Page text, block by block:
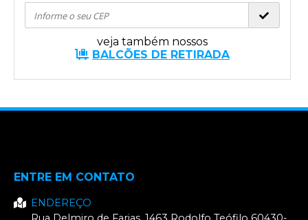
veja também nossos
BALCÕES DE RETIRADA
ENTRE EM CONTATO
ENDEREÇO